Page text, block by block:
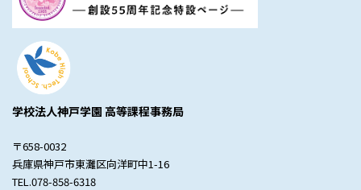
学校法人神戸学園 高等課程事務局
〒658-0032
兵庫県神戸市東灘区向洋町中1-16
TEL.078-858-6318